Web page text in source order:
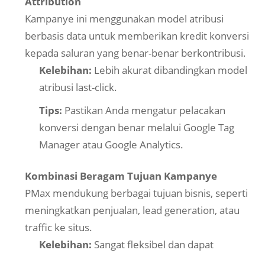
Kampanye ini menggunakan model atribusi
berbasis data untuk memberikan kredit konversi
kepada saluran yang benar-benar berkontribusi.
Kelebihan: Lebih akurat dibandingkan model
atribusi last-click.
Tips: Pastikan Anda mengatur pelacakan
konversi dengan benar melalui Google Tag
Manager atau Google Analytics.
Kombinasi Beragam Tujuan Kampanye
PMax mendukung berbagai tujuan bisnis, seperti
meningkatkan penjualan, lead generation, atau
traffic ke situs.
Kelebihan: Sangat fleksibel dan dapat